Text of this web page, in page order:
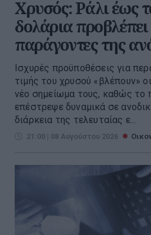
Χρυσός: Ράλι έως
δολάρια
παράγοντες της
Ισχυρές προϋποθέσεις για
τιμής του χρυσού «βλέπουν»
νέο σημείωμα τους, καθώς το
επέστρεψε δυναμικά σε
διάρκεια της τελευταίας ε...
21:00 | 08 Αυγούστου 2026